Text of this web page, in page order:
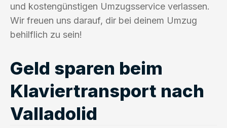
und kostengünstigen Umzugsservice verlassen.
Wir freuen uns darauf, dir bei deinem Umzug
behilflich zu sein!
Geld sparen beim
Klaviertransport nach
Valladolid